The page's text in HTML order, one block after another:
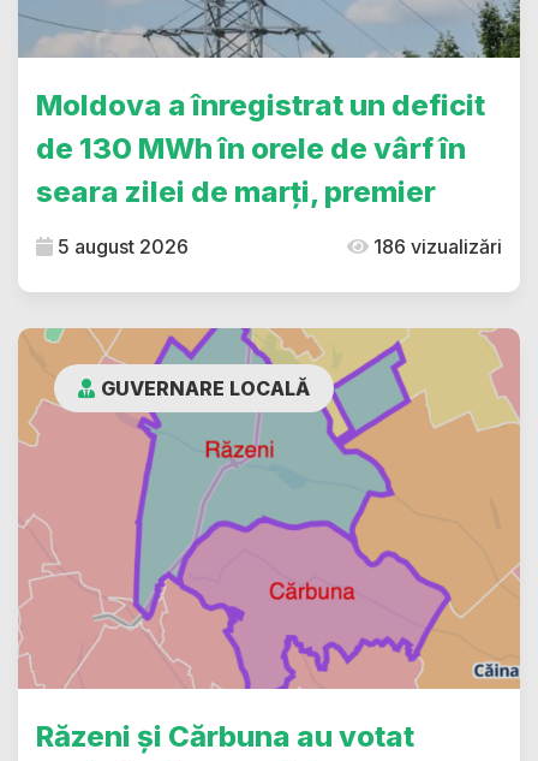
Moldova a înregistrat un deficit
de 130 MWh în orele de vârf în
seara zilei de marți, premier
5 august 2026 186 vizualizări
GUVERNARE LOCALĂ
Răzeni și Cărbuna au votat